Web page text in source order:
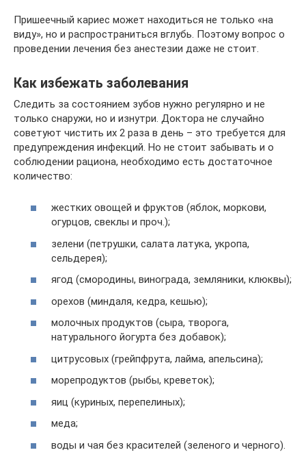
Пришеечный кариес может находиться не только «на
виду», но и распространиться вглубь. Поэтому вопрос о
проведении лечения без анестезии даже не стоит.
Как избежать заболевания
Следить за состоянием зубов нужно регулярно и не
только снаружи, но и изнутри. Доктора не случайно
советуют чистить их 2 раза в день – это требуется для
предупреждения инфекций. Но не стоит забывать и о
соблюдении рациона, необходимо есть достаточное
количество:
жестких овощей и фруктов (яблок, моркови,
огурцов, свеклы и проч.);
зелени (петрушки, салата латука, укропа,
сельдерея);
ягод (смородины, винограда, земляники, клюквы);
орехов (миндаля, кедра, кешью);
молочных продуктов (сыра, творога,
натурального йогурта без добавок);
цитрусовых (грейпфрута, лайма, апельсина);
морепродуктов (рыбы, креветок);
яиц (куриных, перепелиных);
меда;
воды и чая без красителей (зеленого и черного).